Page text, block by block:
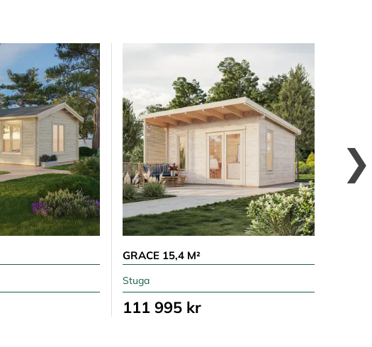
GRACE 15,4 M²
Stuga
111 995 kr